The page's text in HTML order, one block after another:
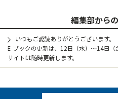
編集部から
いつもご愛読ありがとうございます。
E-ブックの更新は、12日（水）～14日
サイトは随時更新します。